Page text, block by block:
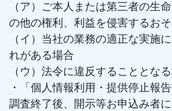
（ア）ご本人または第三者の生
の他の権利、利益を侵害するお
（イ）当社の業務の適正な実施
れがある場合
（ウ）法令に違反することとな
・「個人情報利用・提供停止報
調査終了後、開示等お申込み者